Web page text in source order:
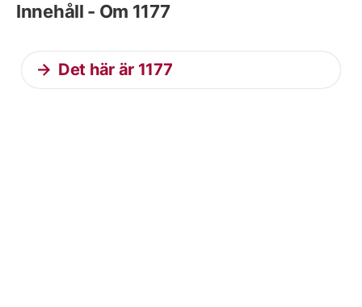
Innehåll - Om 1177
Det här är 1177